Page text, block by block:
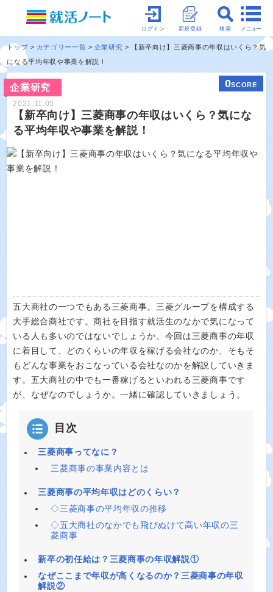
メニュー
検索
新規登録
ログイン
トップ カテゴリー一覧 企業研究
【新卒向け】三菱商事の年収はいくら？気
になる平均年収や事業を解説！
企業研究 0SCORE
2021.11.05
【新卒向け】三菱商事の年収はいくら？気にな
る平均年収や事業を解説！
五大商社の一つでもある三菱商事。三菱グループを構成する
大手総合商社です。商社を目指す就活生のなかで気になって
いる人も多いのではないでしょうか。今回は三菱商事の年収
に着目して、どのくらいの年収を稼げる会社なのか、そもそ
もどんな事業をおこなっている会社なのかを解説していきま
す。五大商社の中でも一番稼げるといわれる三菱商事です
が、なぜなのでしょうか。一緒に確認していきましょう。
目次
三菱商事ってなに？
三菱商事の事業内容とは
三菱商事の平均年収はどのくらい？
◇三菱商事の平均年収の推移
◇五大商社のなかでも飛びぬけて高い年収の三
菱商事
新卒の初任給は？三菱商事の年収解説①
なぜここまで年収が高くなるのか？三菱商事の年収
解説②